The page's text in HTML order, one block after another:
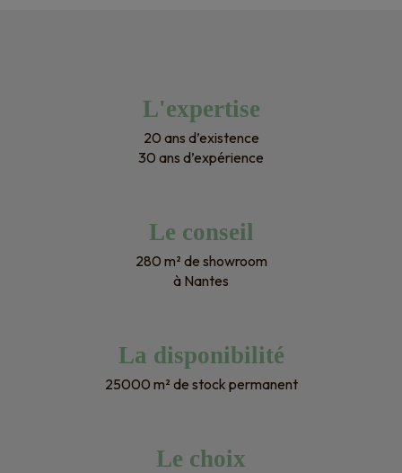
L'expertise
20 ans d’existence
30 ans d’expérience
Le conseil
280 m² de showroom
à Nantes
La disponibilité
25000 m² de stock permanent
Le choix